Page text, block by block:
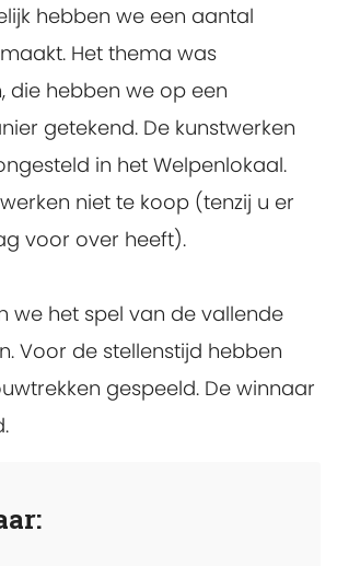
hebben we een aantal
Het thema was
die hebben we op een
getekend. De kunstwerken
in het Welpenlokaal.
niet te koop (tenzij u er
voor over heeft).
we het spel van de vallende
Voor de stellenstijd hebben
gespeeld. De winnaar